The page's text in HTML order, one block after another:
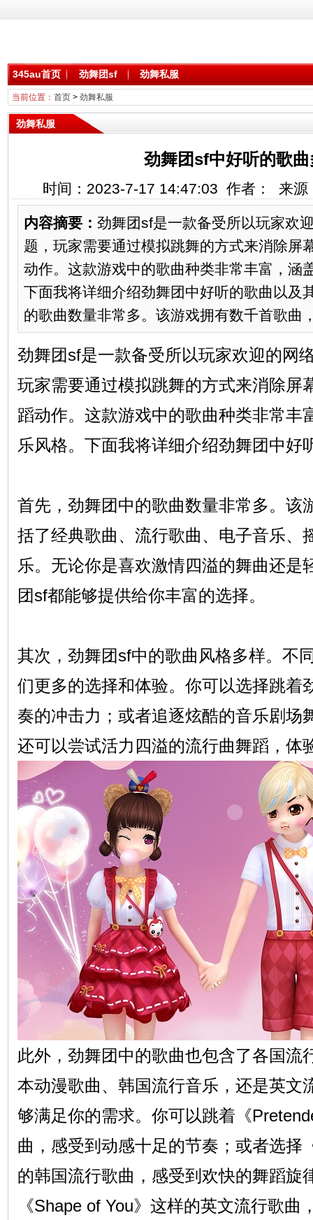
345au首页 劲舞团sf 劲舞私服
当前位置： 首页> 劲舞私服
劲舞私服
劲舞团sf中好听的歌
时间：2023-7-17 14:47:03 作者： 来
内容摘要： 劲舞团sf是一款备受所以玩家欢
题，玩家需要通过模拟跳舞的方式来消除屏
动作。这款游戏中的歌曲种类非常丰富，涵
下面我将详细介绍劲舞团中好听的歌曲以及
的歌曲数量非常多。该游戏拥有数千首歌曲
劲舞团sf是一款备受所以玩家欢迎的网
玩家需要通过模拟跳舞的方式来消除屏
蹈动作。这款游戏中的歌曲种类非常丰
乐风格。下面我将详细介绍劲舞团中好
首先，劲舞团中的歌曲数量非常多。该
括了经典歌曲、流行歌曲、电子音乐、
乐。无论你是喜欢激情四溢的舞曲还是
团sf都能够提供给你丰富的选择。
其次，劲舞团sf中的歌曲风格多样。不
们更多的选择和体验。你可以选择跳着
奏的冲击力；或者追逐炫酷的音乐剧场
还可以尝试活力四溢的流行曲舞蹈，体
此外，劲舞团中的歌曲也包含了各国流
本动漫歌曲、韩国流行音乐，还是英文
够满足你的需求。你可以跳着《
曲，感受到动感十足的节奏；或者选择
的韩国流行歌曲，感受到欢快的舞蹈旋
《Shape of You》这样的英文流行歌曲